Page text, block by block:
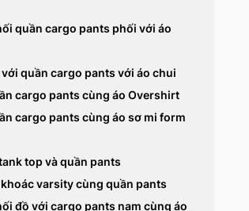
quần cargo pants phối với áo
quần cargo pants với áo chui
cargo pants cùng áo Overshirt
cargo pants cùng áo sơ mi form
top và quần pants
varsity cùng quần pants
đồ với cargo pants nam cùng áo